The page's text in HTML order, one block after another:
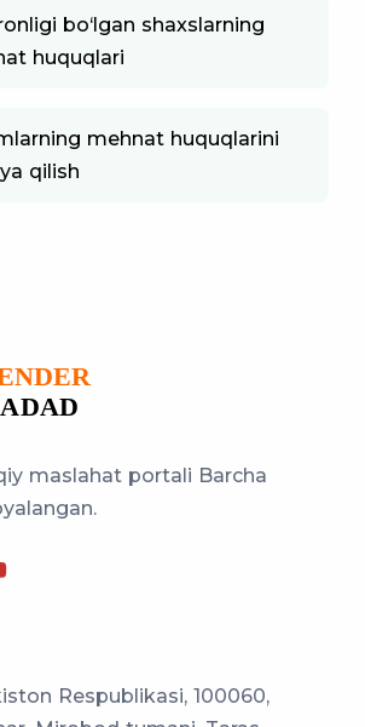
bo‘lgan shaxslarning
huquqlari
mehnat huquqlarini
qilish
maslahat portali Barcha
Respublikasi, 100060,